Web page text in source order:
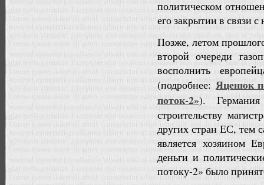
политическом
его закрытии в связи
Позже, летом
второй очереди
восполнить
(подробнее:Яценюк
поток-2»).
строительству
других стран ЕС, тем
является хозяином
деньги и
потоку-2» было